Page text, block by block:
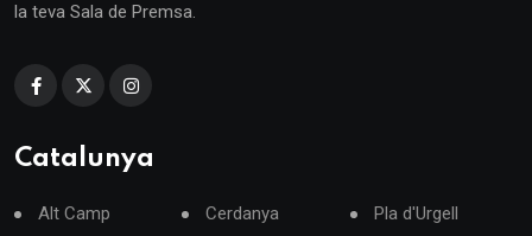
la teva Sala de Premsa.
Catalunya
Alt Camp
Cerdanya
Pla d'Urgell